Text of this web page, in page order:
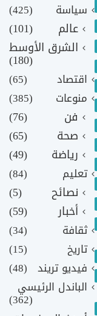
سياسة
(425)
عالم
(101)
الشرق الأوسط
(180)
اقتصاد
(65)
منوعات
(385)
فن
(76)
صحة
(65)
رياضة
(49)
تعليم (84)
نصائح
(5)
أخبار
(59)
ثقافة
(34)
تاريخ
(15)
فيديو تريند (48)
الباندل الرئيسي
(362)